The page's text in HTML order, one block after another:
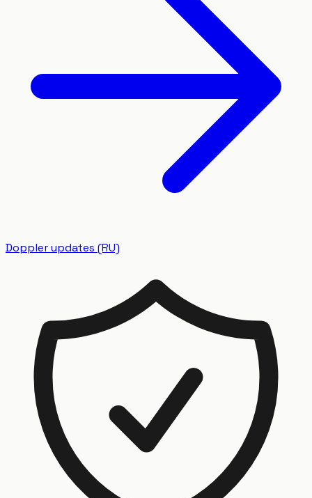
Doppler updates (RU)